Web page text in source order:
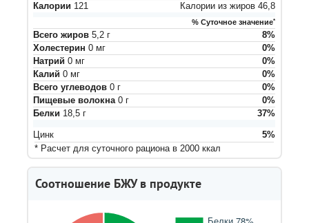
Калории 121 Калории из жиров46,8
% Суточное значение*
Всего жиров5,2 г 8%
Холестерин0 мг 0%
Натрий0 мг 0%
Калий0 мг 0%
Всего углеводов0 г 0%
Пищевые волокна0 г 0%
Белки 18,5 г 37%
Цинк 5%
* Расчет для суточного рациона в 2000 ккал
Соотношение БЖУ в продукте